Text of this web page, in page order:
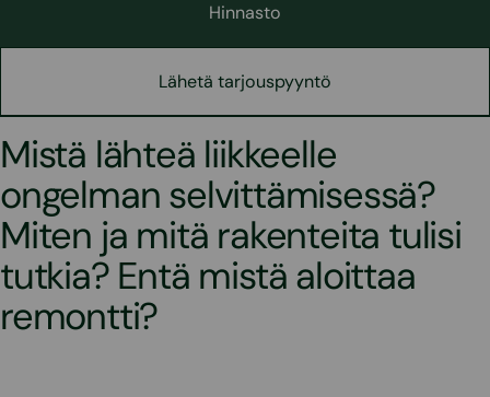
Hinnasto
Lähetä tarjouspyyntö
Mistä lähteä liikkeelle
ongelman selvittämisessä?
Miten ja mitä rakenteita tulisi
tutkia? Entä mistä aloittaa
remontti?